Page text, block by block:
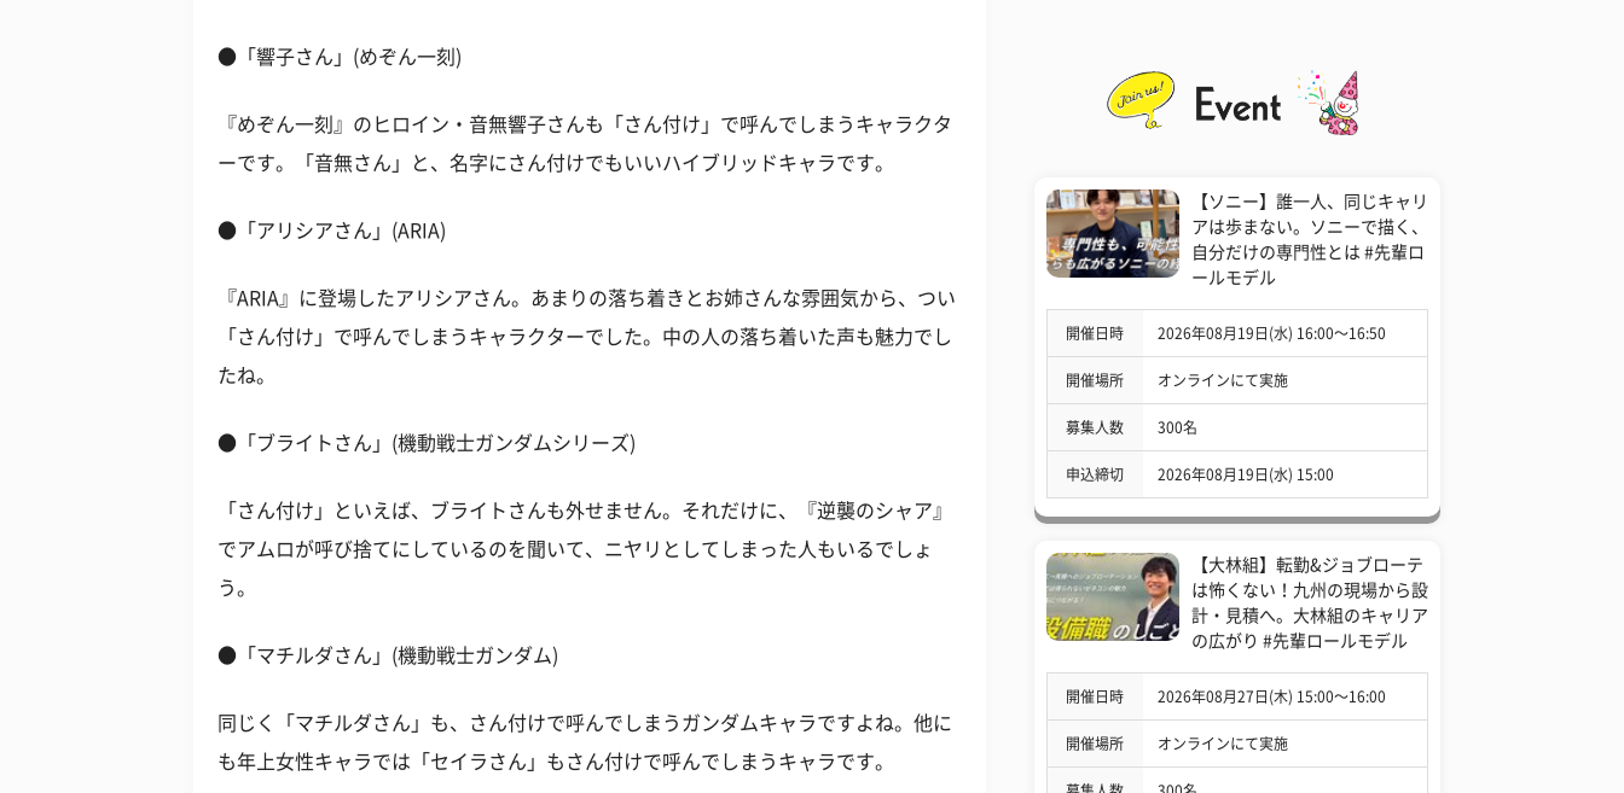
●「響子さん」(めぞん一刻)
『めぞん一刻』のヒロイン・音無響子さんも「さん付け」で呼んでしまうキャラクタ
ーです。「音無さん」と、名字にさん付けでもいいハイブリッドキャラです。
●「アリシアさん」(ARIA)
『ARIA』に登場したアリシアさん。あまりの落ち着きとお姉さんな雰囲気から、つい
「さん付け」で呼んでしまうキャラクターでした。中の人の落ち着いた声も魅力でし
たね。
●「ブライトさん」(機動戦士ガンダムシリーズ)
「さん付け」といえば、ブライトさんも外せません。それだけに、『逆襲のシャア』
でアムロが呼び捨てにしているのを聞いて、ニヤリとしてしまった人もいるでしょ
う。
●「マチルダさん」(機動戦士ガンダム)
同じく「マチルダさん」も、さん付けで呼んでしまうガンダムキャラですよね。他に
も年上女性キャラでは「セイラさん」もさん付けで呼んでしまうキャラです。
【ソニー】誰一人、同じキャリ
アは歩まない。ソニーで描く、
自分だけの専門性とは #先輩ロ
ールモデル
開催日時 2026年08月19日(水) 16:00〜16:50
開催場所 オンラインにて実施
募集人数 300名
申込締切 2026年08月19日(水) 15:00
【大林組】転勤&ジョブローテ
は怖くない！九州の現場から設
計・見積へ。大林組のキャリア
の広がり #先輩ロールモデル
開催日時 2026年08月27日(木) 15:00〜16:00
開催場所 オンラインにて実施
募集人数 300名